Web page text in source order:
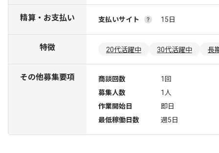
精算・お支払い 支払いサイト 15日
特徴 20代活躍中 30代活躍中 長
その他募集要項 商談回数
1回
募集人数
1人
作業開始日
即日
最低稼働日数
週5日